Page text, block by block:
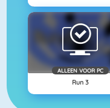
ALLEEN VOOR PC
Run 3